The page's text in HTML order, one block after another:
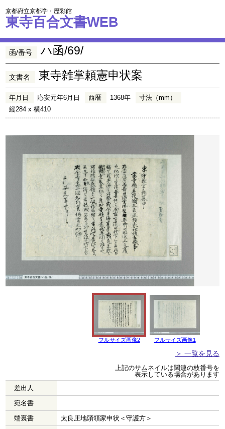
京都府立京都学・歴彩館
東寺百合文書WEB
函/番号 ハ函/69/
文書名 東寺雑掌頼憲申状案
年月日 応安元年6月日 西暦 1368年
寸法（mm）
縦284 x 横410
フルサイズ画像2 フルサイズ画像1
＞ 一覧を見る
上記のサムネイルは関連の枝番号を
表示している場合があります
差出人
宛名書
端裏書
太良庄地頭領家申状＜守護方＞